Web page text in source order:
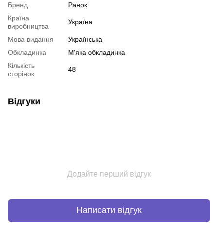
Бренд
Ранок
Країна
виробництва
Україна
Мова видання
Українська
Обкладинка
М'яка обкладинка
Кількість
сторінок
48
Відгуки
Додайте перший відгук
Написати відгук